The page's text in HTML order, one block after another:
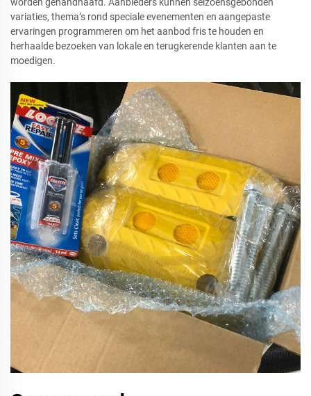
worden gehandhaafd. Aanbieders kunnen seizoensgebonden
variaties, thema’s rond speciale evenementen en aangepaste
ervaringen programmeren om het aanbod fris te houden en
herhaalde bezoeken van lokale en terugkerende klanten aan te
moedigen.